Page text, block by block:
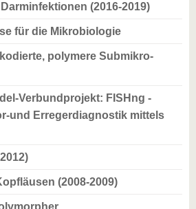
(2016-2019)
für die Mikrobiologie
polymere Submikro-
Verbundprojekt: FISHng -
und Erregerdiagnostik mittels
(2008-2009)